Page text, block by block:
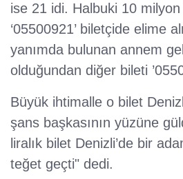
ise 21 idi. Halbuki 10 milyon
‘05500921’ biletçide elime
yanımda bulunan annem
olduğundan diğer bileti
Büyük ihtimalle o bilet
şans başkasının yüzüne
liralık bilet Denizli’de bir
teğet geçti" dedi.